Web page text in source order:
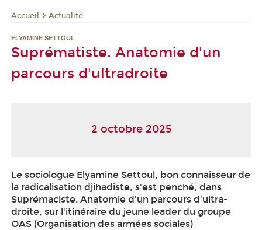
Accueil Actualité
ELYAMINE SETTOUL
Suprématiste. Anatomie d'un
parcours d'ultradroite
2 octobre 2025
Le sociologue Elyamine Settoul, bon connaisseur de
la radicalisation djihadiste, s'est penché, dans
Suprémaciste. Anatomie d'un parcours d'ultra-
droite, sur l'itinéraire du jeune leader du groupe
OAS (Organisation des armées sociales)